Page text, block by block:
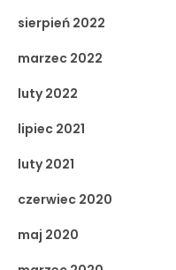
sierpień 2022
marzec 2022
luty 2022
lipiec 2021
luty 2021
czerwiec 2020
maj 2020